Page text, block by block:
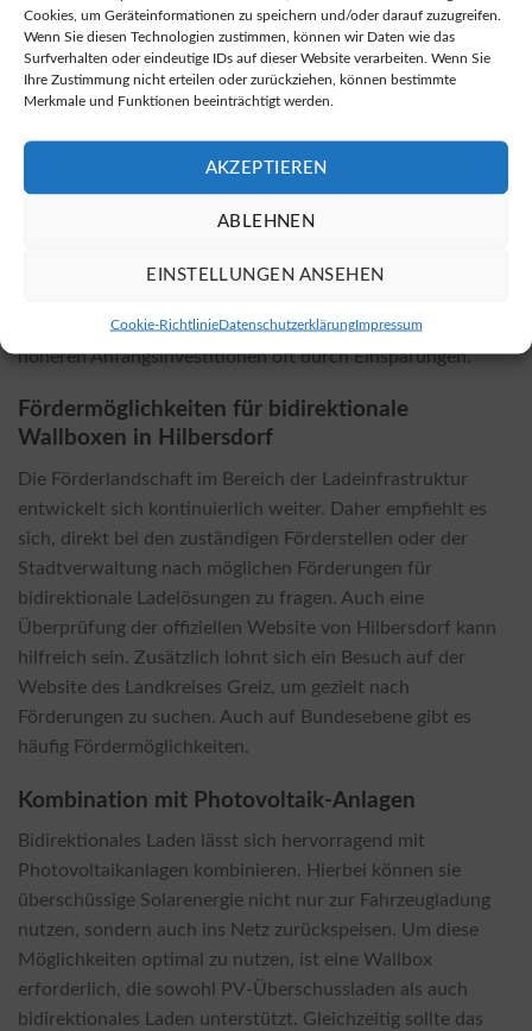
Cookies, um Geräteinformationen zu speichern und/oder darauf zuzugreifen.
Wenn Sie diesen Technologien zustimmen, können wir Daten wie das
Surfverhalten oder eindeutige IDs auf dieser Website verarbeiten. Wenn Sie
Ihre Zustimmung nicht erteilen oder zurückziehen, können bestimmte
Merkmale und Funktionen beeinträchtigt werden.
AKZEPTIEREN
ABLEHNEN
EINSTELLUNGEN ANSEHEN
Cookie-RichtlinieDatenschutzerklärungImpressum
Kaufen Sie bidirektionale Wallboxen .
Kostenfaktoren für die Installation
Wallbox variieren je nach Modell und örtlichen
Gegebenheiten. Faktoren wie die verwendete Technik, die
spielen hierbei eine Rolle. Die Installation kann
konventionellen Wallbox, jedoch amortisieren sich die
höheren Anfangsinvestitionen oft durch Einsparungen.
Fördermöglichkeiten für bidirektionale
Wallboxen in Hilbersdorf
Die Förderlandschaft im Bereich der Ladeinfrastruktur
entwickelt sich kontinuierlich weiter. Daher empfiehlt es
sich, direkt bei den zuständigen Förderstellen oder der
Stadtverwaltung nach möglichen Förderungen für
bidirektionale Ladelösungen zu fragen. Auch eine
Überprüfung der offiziellen Website von Hilbersdorf kann
hilfreich sein. Zusätzlich lohnt sich ein Besuch auf der
Website des Landkreises Greiz, um gezielt nach
Förderungen zu suchen. Auch auf Bundesebene gibt es
häufig Fördermöglichkeiten.
Kombination mit Photovoltaik-Anlagen
Bidirektionales Laden lässt sich hervorragend mit
Photovoltaikanlagen kombinieren. Hierbei können sie
überschüssige Solarenergie nicht nur zur Fahrzeugladung
nutzen, sondern auch ins Netz zurückspeisen. Um diese
Möglichkeiten optimal zu nutzen, ist eine Wallbox
erforderlich, die sowohl PV-Überschussladen als auch
bidirektionales Laden unterstützt. Gleichzeitig sollte das